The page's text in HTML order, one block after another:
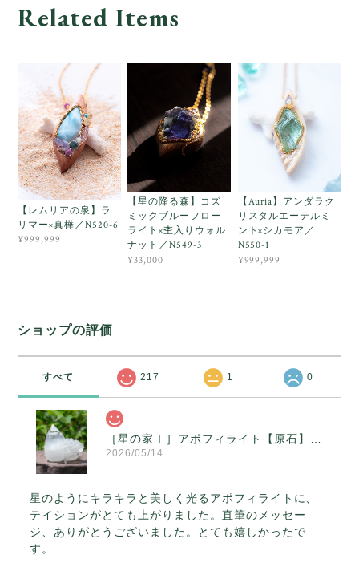
Related Items
【レムリアの泉】ラ
リマー×真樺／N520-6
¥999,999
【星の降る森】コズ
ミックブルーフロー
ライト×杢入りウォル
ナット／N549-3
¥33,000
【Auria】アンダラク
リスタルエーテルミ
ント×シカモア／
N550-1
¥999,999
ショップの評価
すべて 217 1 0
［星の家Ⅰ］アポフィライト【原石】O300-314
2026/05/14
星のようにキラキラと美しく光るアポフィライトに、
テイションがとても上がりました。直筆のメッセー
ジ、ありがとうございました。とても嬉しかったで
す。